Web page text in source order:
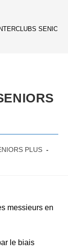
PLUS
messieurs en
le biais